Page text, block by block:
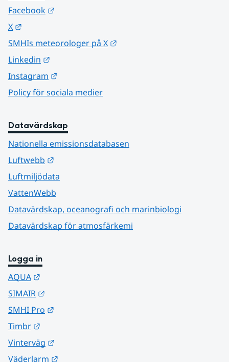
Facebook
X
SMHIs meteorologer på X
Linkedin
Instagram
Policy för sociala medier
Datavärdskap
Nationella emissionsdatabasen
Luftwebb
Luftmiljödata
VattenWebb
Datavärdskap, oceanografi och marinbiologi
Datavärdskap för atmosfärkemi
Logga in
AQUA
SIMAIR
SMHI Pro
Timbr
Vinterväg
Väderlarm